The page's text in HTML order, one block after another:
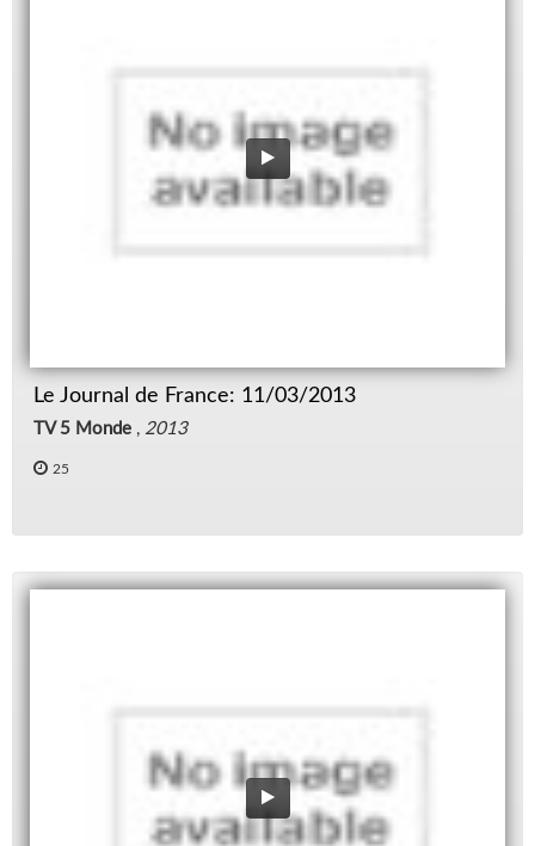
Le Journal de France: 11/03/2013
TV 5 Monde , 2013
25